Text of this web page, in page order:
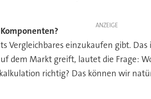
ANZEIGE
Vergleichbares einzukaufen gibt. Das
dem Markt greift, lautet die Frage:
richtig? Das können wir